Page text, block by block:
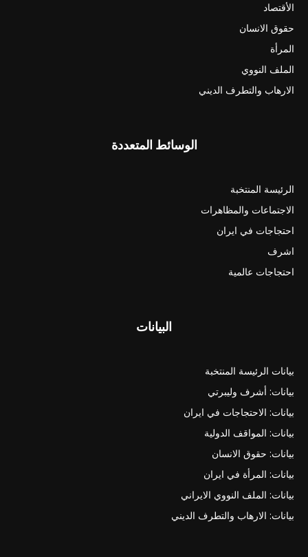
الأقتصاد
حقوق الانسان
المرأة
الملف النووي
الارهاب والتطرف الديني
الوسائط المتعددة
الرئيسة المنتخبة
الاجتماعات والمظاهرات
احتجاجات في ايران
اشرف
احتجاجات عالمية
البيانات
بيانات الرئيسة المنتخبة
بيانات: أشرف وليبرتي
بيانات: الاحتجاجات في ايران
بيانات: المواقف الدولية
بيانات: حقوق الانسان
بيانات: المرأة في ايران
بيانات: الملف النووي الايراني
بيانات: الارهاب والتطرف الديني